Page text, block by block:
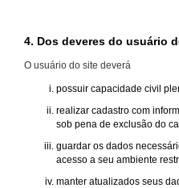
4. Dos deveres do usuário
O usuário do site deverá
possuir capacidade civil
realizar cadastro com
sob pena de exclusão do
guardar os dados
acesso a seu ambiente
manter atualizados seus